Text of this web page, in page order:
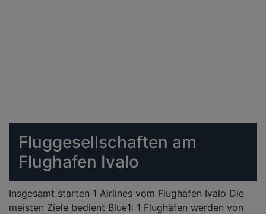
Fluggesellschaften am
Flughafen Ivalo
Insgesamt starten 1 Airlines vom Flughafen Ivalo Die
meisten Ziele bedient Blue1: 1 Flughäfen werden von